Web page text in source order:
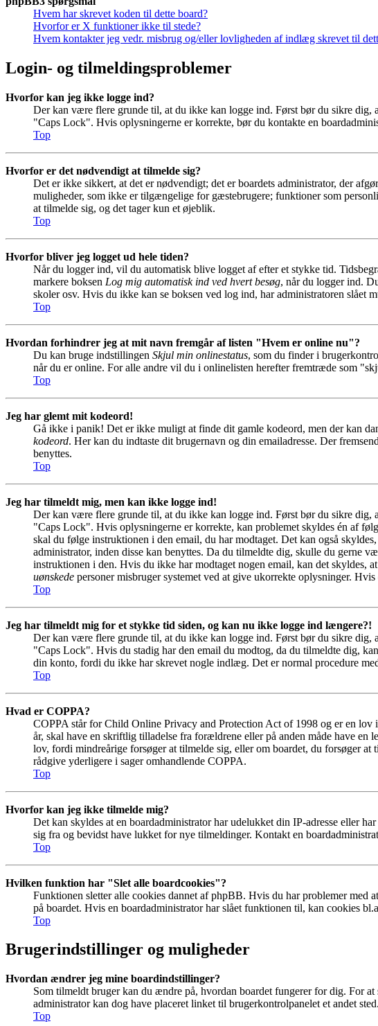
Hvem har skrevet koden til dette board?
Hvorfor er X funktioner ikke til stede?
Hvem kontakter jeg vedr. misbrug og/eller lovligheden af indlæg skrevet til
Login- og tilmeldingsproblemer
Hvorfor kan jeg ikke logge ind?
Der kan være flere grunde til, at du ikke kan logge ind. Først bør du sikre dig,
"Caps Lock". Hvis oplysningerne er korrekte, bør du kontakte en
Top
Hvorfor er det nødvendigt at tilmelde sig?
Det er ikke sikkert, at det er nødvendigt; det er boardets administrator, der
muligheder, som ikke er tilgængelige for gæstebrugere; funktioner som
at tilmelde sig, og det tager kun et øjeblik.
Top
Hvorfor bliver jeg logget ud hele tiden?
Når du logger ind, vil du automatisk blive logget af efter et stykke tid.
markere boksen Log mig automatisk ind ved hvert besøg, når du logger ind.
skoler osv. Hvis du ikke kan se boksen ved log ind, har administratoren slået
Top
Hvordan forhindrer jeg at mit navn fremgår af listen "Hvem er online nu"?
Du kan bruge indstillingen Skjul min onlinestatus, som du finder i
når du er online. For alle andre vil du i onlinelisten herefter fremtræde som
Top
Jeg har glemt mit kodeord!
Gå ikke i panik! Det er ikke muligt at finde dit gamle kodeord, men der kan
kodeord. Her kan du indtaste dit brugernavn og din emailadresse. Der
benyttes.
Top
Jeg har tilmeldt mig, men kan ikke logge ind!
Der kan være flere grunde til, at du ikke kan logge ind. Først bør du sikre dig,
"Caps Lock". Hvis oplysningerne er korrekte, kan problemet skyldes én af
skal du følge instruktionen i den email, du har modtaget. Det kan også
administrator, inden disse kan benyttes. Da du tilmeldte dig, skulle du gerne
instruktionen i den. Hvis du ikke har modtaget nogen email, kan det skyldes,
uønskede personer misbruger systemet ved at give ukorrekte oplysninger.
Top
Jeg har tilmeldt mig for et stykke tid siden, og kan nu ikke logge ind længere?!
Der kan være flere grunde til, at du ikke kan logge ind. Først bør du sikre dig,
"Caps Lock". Hvis du stadig har den email du modtog, da du tilmeldte dig,
din konto, fordi du ikke har skrevet nogle indlæg. Det er normal procedure
Top
Hvad er COPPA?
COPPA står for Child Online Privacy and Protection Act of 1998 og er en
år, skal have en skriftlig tilladelse fra forældrene eller på anden måde have en
lov, fordi mindreårige forsøger at tilmelde sig, eller om boardet, du forsøger
rådgive yderligere i sager omhandlende COPPA.
Top
Hvorfor kan jeg ikke tilmelde mig?
Det kan skyldes at en boardadministrator har udelukket din IP-adresse eller
sig fra og bevidst have lukket for nye tilmeldinger. Kontakt en
Top
Hvilken funktion har "Slet alle boardcookies"?
Funktionen sletter alle cookies dannet af phpBB. Hvis du har problemer
på boardet. Hvis en boardadministrator har slået funktionen til, kan cookies
Top
Brugerindstillinger og muligheder
Hvordan ændrer jeg mine boardindstillinger?
Som tilmeldt bruger kan du ændre på, hvordan boardet fungerer for dig. For
administrator kan dog have placeret linket til brugerkontrolpanelet et andet
Top